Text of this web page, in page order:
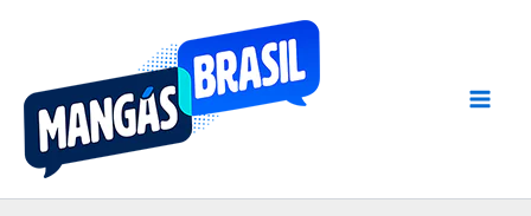
conteúdo